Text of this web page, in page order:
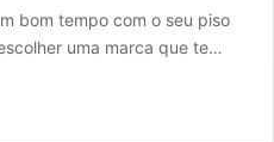
bom tempo com o seu piso
uma marca que te…